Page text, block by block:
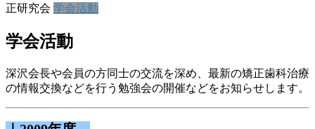
正研究会 学会活動
学会活動
深沢会長や会員の方同士の交流を深め、最新の矯正歯科治療
の情報交換などを行う勉強会の開催などをお知らせします。